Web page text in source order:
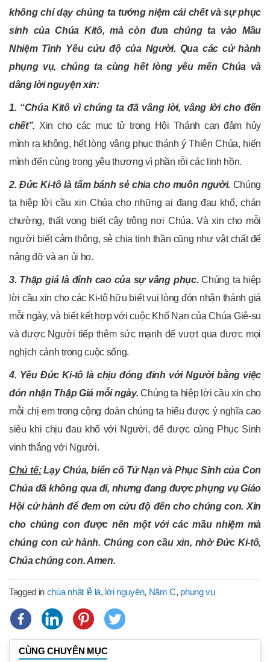
không chỉ dạy chúng ta tưởng niệm cái chết và sự phục
sinh của Chúa Kitô, mà còn đưa chúng ta vào Mầu
Nhiệm Tình Yêu cứu độ của Người. Qua các cử hành
phụng vụ, chúng ta cùng hết lòng yêu mến Chúa và
dâng lời nguyện xin:
1. “Chúa Kitô vì chúng ta đã vâng lời, vâng lời cho đến
chết”. Xin cho các mục tử trong Hội Thánh can đảm hủy
mình ra không, hết lòng vâng phục thánh ý Thiên Chúa, hiến
mình đến cùng trong yêu thương vì phần rỗi các linh hồn.
2. Đức Ki-tô là tấm bánh sẻ chia cho muôn người. Chúng
ta hiệp lời cầu xin Chúa cho những ai đang đau khổ, chán
chường, thất vọng biết cậy trông nơi Chúa. Và xin cho mỗi
người biết cảm thông, sẻ chia tinh thần cũng như vật chất để
nâng đỡ và an ủi họ.
3. Thập giá là đỉnh cao của sự vâng phục. Chúng ta hiệp
lời cầu xin cho các Ki-tô hữu biết vui lòng đón nhận thánh giá
mỗi ngày, và biết kết hợp với cuộc Khổ Nạn của Chúa Giê-su
và được Người tiếp thêm sức mạnh để vượt qua được mọi
nghịch cảnh trong cuộc sống.
4. Yêu Đức Ki-tô là chịu đóng đinh với Người bằng việc
đón nhận Thập Giá mỗi ngày. Chúng ta hiệp lời cầu xin cho
mỗi chị em trong cộng đoàn chúng ta hiểu được ý nghĩa cao
siêu khi chịu đau khổ với Người, để được cùng Phục Sinh
vinh thắng với Người.
Chủ tế: Lạy Chúa, biến cố Tử Nạn và Phục Sinh của Con
Chúa đã không qua đi, nhưng đang được phụng vụ Giáo
Hội cử hành để đem ơn cứu độ đến cho chúng con. Xin
cho chúng con được nên một với các mầu nhiệm mà
chúng con cử hành. Chúng con cầu xin, nhờ Đức Ki-tô,
Chúa chúng con. Amen.
Tagged in chúa nhật lễ lá, lời nguyện, Năm C, phụng vụ
CÙNG CHUYÊN MỤC